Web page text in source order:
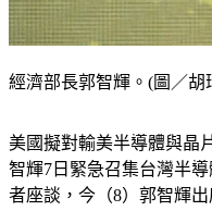
經濟部長郭智輝。(圖／胡
美國擬對輸美半導體與晶
智輝7日緊急召集台灣半
者座談，今（8）郭智輝